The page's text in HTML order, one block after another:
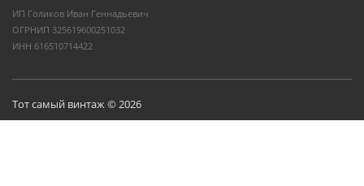
ИП Голиков Иван Геннадьевич
ОГРНИП 325619600251032
ИНН 616510714422
Тот самый винтаж © 2026